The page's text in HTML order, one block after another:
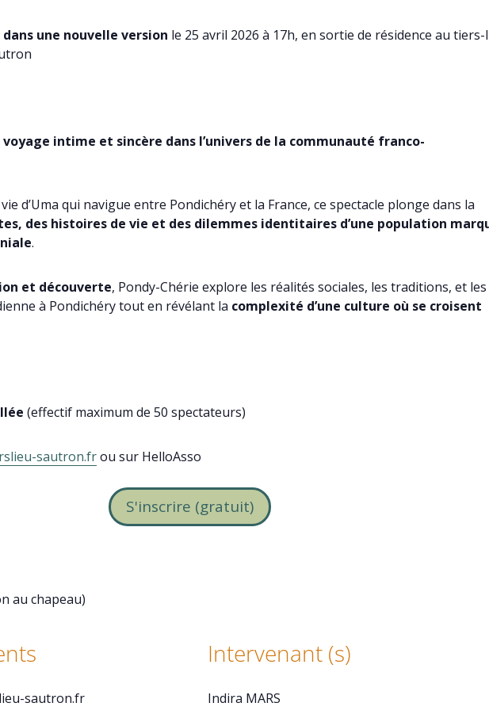
une nouvelle version le 25 avril 2026 à 17h, en sortie de résidence au tiers-
voyage intime et sincère dans l’univers de la communauté franco-
d’Uma qui navigue entre Pondichéry et la France, ce spectacle plonge dans la
des histoires de vie et des dilemmes identitaires d’une population
.
et découverte, Pondy-Chérie explore les réalités sociales, les traditions, et les
à Pondichéry tout en révélant la complexité d’une culture où se croisent
(effectif maximum de 50 spectateurs)
sautron.frou sur HelloAsso
S'inscrire (gratuit)
au chapeau)
sautron.fr
Intervenant (s)
Indira MARS